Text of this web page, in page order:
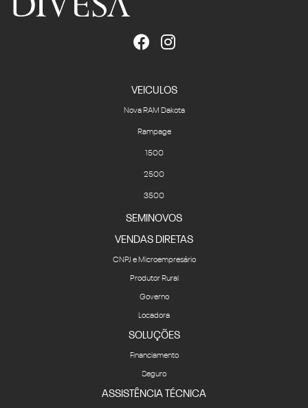
VEICULOS
Nova RAM Dakota
Rampage
1500
2500
3500
SEMINOVOS
VENDAS DIRETAS
CNPJ e Microempresário
Produtor Rural
Governo
Locadora
SOLUÇÕES
Financiamento
Seguro
ASSISTÊNCIA TÉCNICA